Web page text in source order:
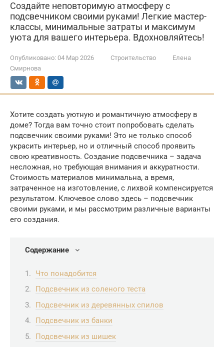
Создайте неповторимую атмосферу с
подсвечником своими руками! Легкие мастер-
классы, минимальные затраты и максимум
уюта для вашего интерьера. Вдохновляйтесь!
Опубликовано: 04 Мар 2026 Строительство
Елена
Смирнова
Хотите создать уютную и романтичную атмосферу в
доме? Тогда вам точно стоит попробовать сделать
подсвечник своими руками! Это не только способ
украсить интерьер, но и отличный способ проявить
свою креативность. Создание подсвечника – задача
несложная, но требующая внимания и аккуратности.
Стоимость материалов минимальна, а время,
затраченное на изготовление, с лихвой компенсируется
результатом. Ключевое слово здесь – подсвечник
своими руками, и мы рассмотрим различные варианты
его создания.
Содержание
Что понадобится
Подсвечник из соленого теста
Подсвечник из деревянных спилов
Подсвечник из банки
Подсвечник из шишек